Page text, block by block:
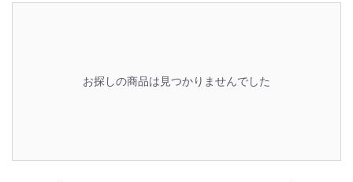
お探しの商品は見つかりませんでした